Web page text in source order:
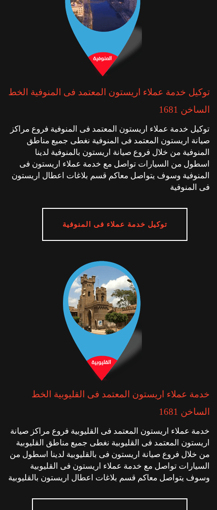
توكيل خدمة عملاء اريستون المعتمد فى المنوفية الخط
الساخن 1681
توكيل خدمة عملاء اريستون المعتمد فى المنوفية فروع مراكز
صيانة اريستون المعتمد فى المنوفية نغطى جميع مناطق
المنوفية من خلال فروع صيانة اريستون بالمنوفية لدينا
اسطول من السيارات تواصل مع خدمة عملاء اريستون فى
المنوفية وسوف يتواصل معاكم قسم بلاغات اعطال اريستون
فى المنوفية
توكيل خدمة عملاء فى المنوفية
خدمة عملاء اريستون المعتمد فى القليوبية الخط
الساخن 1681
خدمة عملاء اريستون المعتمد فى القليوبية فروع مراكز صيانة
اريستون المعتمد فى القليوبية نغطى جميع مناطق القليوبية
من خلال فروع صيانة اريستون فى بالقليوبية لدينا اسطول من
السيارات تواصل مع خدمة عملاء اريستون فى القليوبية
وسوف يتواصل معاكم قسم بلاغات اعطال اريستون بالقليوبية